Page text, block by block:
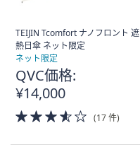
TEIJIN Tcomfort ナノフロント 遮
熱日傘 ネット限定
ネット限定
QVC価格:
¥14,000
3.5
of
(17 件)